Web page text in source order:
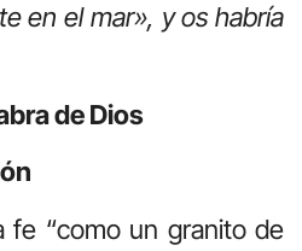
en el mar», y os habría
de Dios
fe “como un granito de